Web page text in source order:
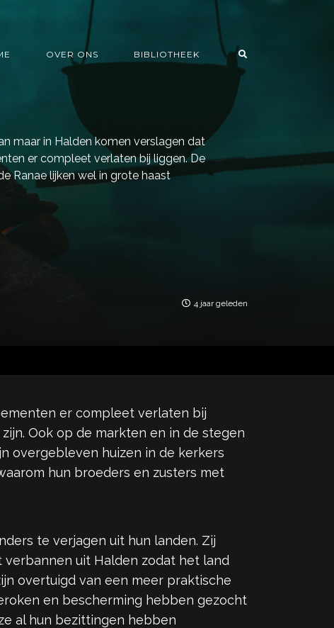
OVER ONS BIBLIOTHEEK
maar in Halden komen verslagen dat
er compleet verlaten bij liggen. De
Ranae lijken wel in grote haast
4 jaar geleden
er compleet verlaten bij
Ook op de markten en in de stegen
overgebleven huizen in de kerkers
hun broeders en zusters met
te verjagen uit hun landen. Zij
uit Halden zodat het land
overtuigd van een meer praktische
en bescherming hebben gezocht
al hun bezittingen hebben